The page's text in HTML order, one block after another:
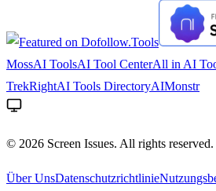
MossAI ToolsAI Tool CenterAll in AI
TrekRightAI Tools DirectoryAIMonstr
© 2026 Screen Issues. All rights reserved.
Über UnsDatenschutzrichtlinie